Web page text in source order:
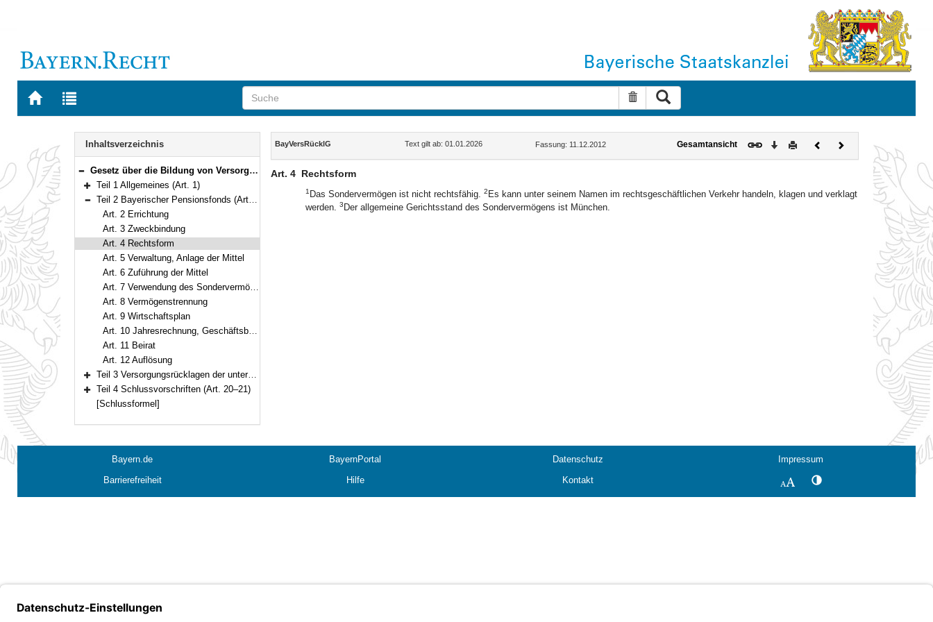
Zur
BAYERN.RECHT
Zur
letzten
Suche zurücksetzen
Navigation
Inhaltsverzeichnis
Bereich reduzieren
Gesetz über die Bildung von Versorgungsrücklagen im Freistaat Bayern (BayVersRücklG) Vom 11. Dezember 2012 (GVBl. S. 613) BayRS 2032-0-F (Art. 1–21)
Bereich erweitern
Teil 1 Allgemeines (Art. 1)
Bereich reduzieren
Teil 2 Bayerischer Pensionsfonds (Art. 2–12)
Art. 2 Errichtung
Art. 3 Zweckbindung
Art. 4 Rechtsform
Art. 5 Verwaltung, Anlage der Mittel
Art. 6 Zuführung der Mittel
Art. 7 Verwendung des Sondervermögens, Entnahmeplan
Art. 8 Vermögenstrennung
Art. 9 Wirtschaftsplan
Art. 10 Jahresrechnung, Geschäftsbericht
Art. 11 Beirat
Art. 12 Auflösung
Bereich erweitern
Teil 3 Versorgungsrücklagen der unter der Aufsicht des Staates stehenden Körperschaften, Anstalten und Stiftungen des öffentlichen Rechts (Art. 13–19)
Bereich erweitern
Teil 4 Schlussvorschriften (Art. 20–21)
[Schlussformel]
Inhalt
BayVersRücklG Text gilt ab: 01.01.2026 Fassung: 11.12.2012 Gesamtansicht Download
DruckenVorherigesNächstes
Dokument
Art. 4 Rechtsform
1 Das Sondervermögen ist nicht rechtsfähig. 2 Es kann unter seinem Namen im rechtsgeschäftlichen Verkehr handeln, klagen und verklagt
werden. 3 Der allgemeine Gerichtsstand des Sondervermögens ist München.
Bayern.de BayernPortal Datenschutz
Impressum
Barrierefreiheit
Hilfe Kontakt SchriftgrößeKontrastwechsel